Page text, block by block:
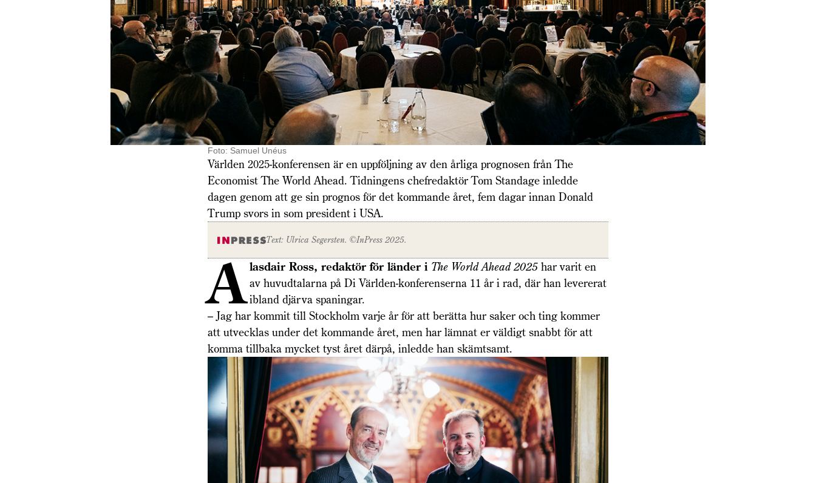
Foto: Samuel Unéus
Världen 2025-konferensen är en uppföljning av den årliga prognosen från The
Economist The World Ahead. Tidningens chefredaktör Tom Standage inledde
dagen genom att ge sin prognos för det kommande året, fem dagar innan Donald
Trump svors in som president i USA.
Text: Ulrica Segersten. ©InPress 2025.
A lasdair Ross, redaktör för länder i The World Ahead 2025 har varit en
av huvud­talarna på Di Världen-konferenserna 11 år i rad, där han levererat
ibland djärva spaningar.
– Jag har kommit till Stockholm varje år för att berätta hur saker och ting kommer
att utvecklas under det kommande året, men har lämnat er väldigt snabbt för att
komma tillbaka mycket tyst året därpå, inledde han skämtsamt.